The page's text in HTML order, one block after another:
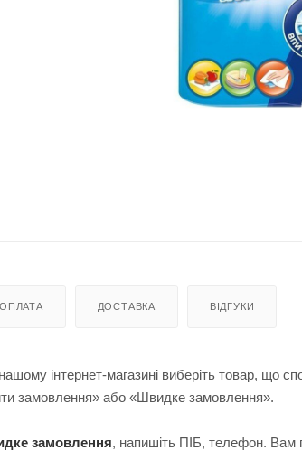
ОПЛАТА ДОСТАВКА ВІДГУКИ
інтернет-магазині виберіть товар, що
замовлення» або «Швидке замовлення».
замовлення, напишіть ПІБ, телефон. Вам